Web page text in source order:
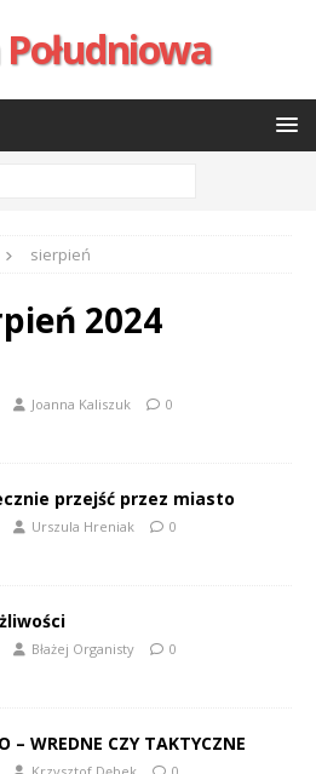
sierpień
2024
Joanna Kaliszuk 0
przejść przez miasto
Urszula Hreniak 0
Błażej Organisty 0
– WREDNE CZY TAKTYCZNE